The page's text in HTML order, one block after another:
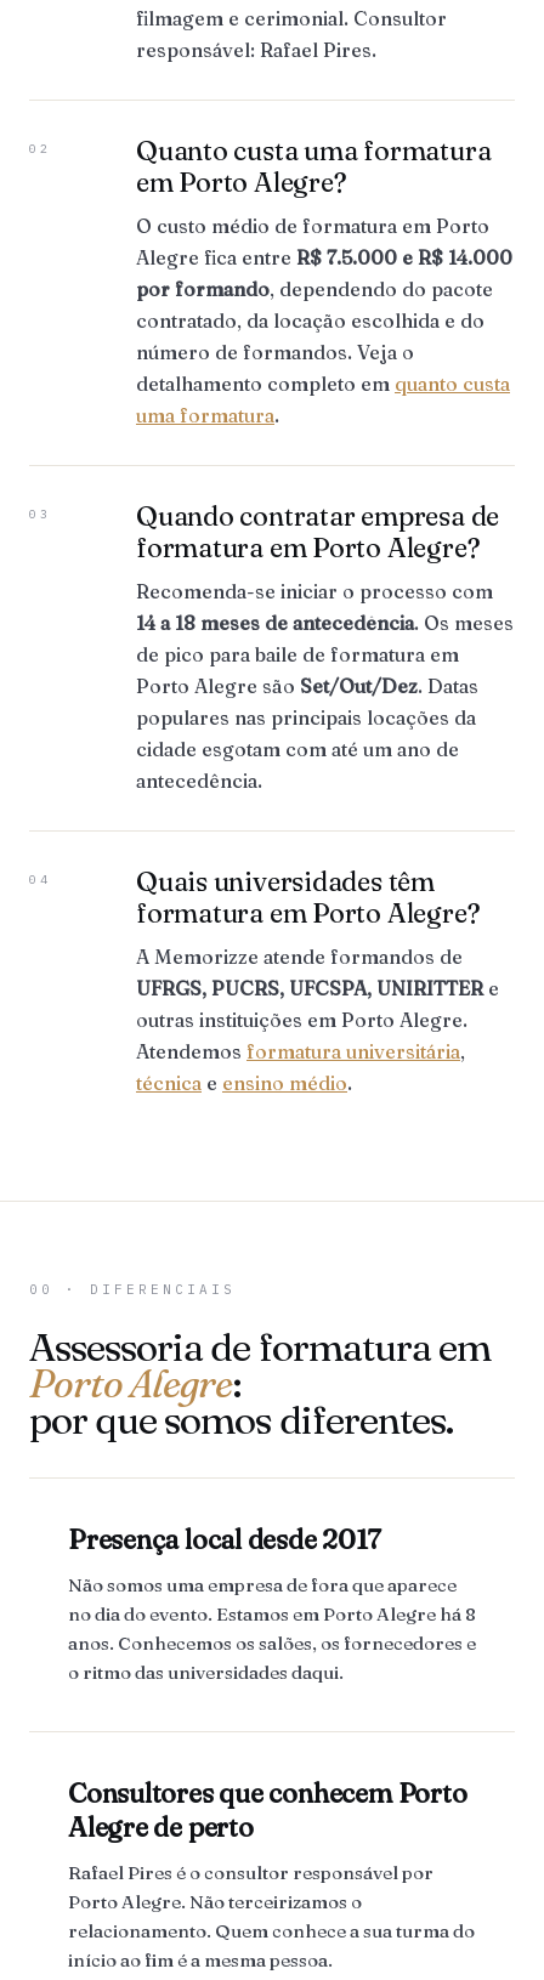
filmagem e cerimonial. Consultor
responsável: Rafael Pires.
02
Quanto custa uma formatura
em Porto Alegre?
O custo médio de formatura em Porto
Alegre fica entre R$ 7.5.000 e R$ 14.000
por formando, dependendo do pacote
contratado, da locação escolhida e do
número de formandos. Veja o
detalhamento completo em quanto custa
uma formatura.
03
Quando contratar empresa de
formatura em Porto Alegre?
Recomenda-se iniciar o processo com
14 a 18 meses de antecedência. Os meses
de pico para baile de formatura em
Porto Alegre são Set/Out/Dez. Datas
populares nas principais locações da
cidade esgotam com até um ano de
antecedência.
04
Quais universidades têm
formatura em Porto Alegre?
A Memorizze atende formandos de
UFRGS, PUCRS, UFCSPA, UNIRITTERe
outras instituições em Porto Alegre.
Atendemos formatura universitária,
técnica e ensino médio.
00 · DIFERENCIAIS
Assessoria de formatura em
Porto Alegre:
por que somos diferentes.
Presença local desde 2017
Não somos uma empresa de fora que aparece
no dia do evento. Estamos em Porto Alegre há 8
anos. Conhecemos os salões, os fornecedores e
o ritmo das universidades daqui.
Consultores que conhecem Porto
Alegre de perto
Rafael Pires é o consultor responsável por
Porto Alegre. Não terceirizamos o
relacionamento. Quem conhece a sua turma do
início ao fim é a mesma pessoa.